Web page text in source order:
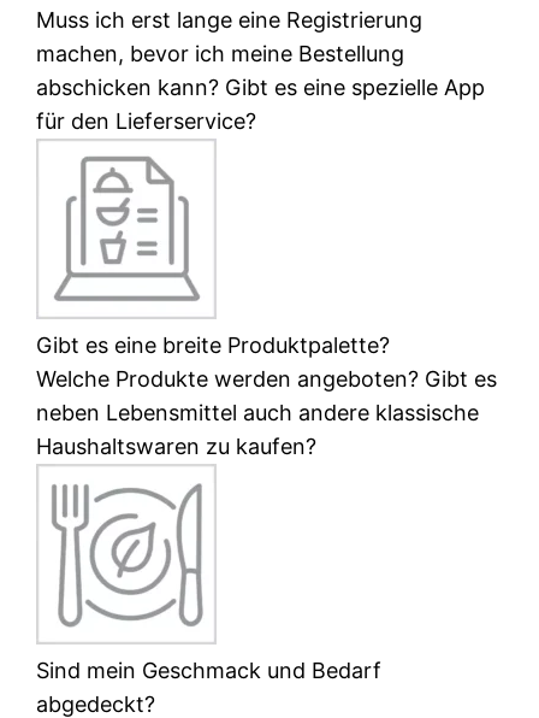
Muss ich erst lange eine Registrierung
machen, bevor ich meine Bestellung
abschicken kann? Gibt es eine spezielle App
für den Lieferservice?
Gibt es eine breite Produktpalette?
Welche Produkte werden angeboten? Gibt es
neben Lebensmittel auch andere klassische
Haushaltswaren zu kaufen?
Sind mein Geschmack und Bedarf
abgedeckt?